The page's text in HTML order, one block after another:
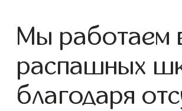
Мы работаем
распашных
благодаря